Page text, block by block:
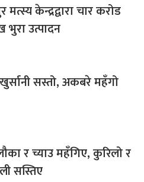
केन्द्रद्वारा चार करोड
भुरा उत्पादन
सस्तो, अकबरे महँगो
र च्याउ महँगिए, कुरिलो र
सस्तिए